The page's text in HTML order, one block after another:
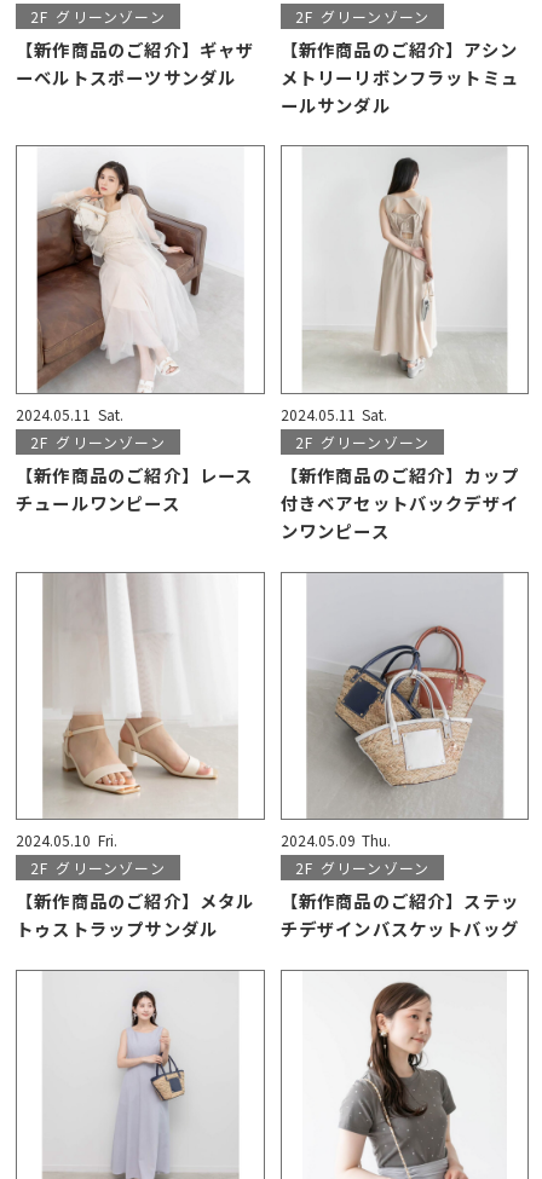
2F グリーンゾーン
【新作商品のご紹介】ギャザ
ーベルトスポーツサンダル
2F グリーンゾーン
【新作商品のご紹介】アシン
メトリーリボンフラットミュ
ールサンダル
2024.05.11 Sat.
2F グリーンゾーン
【新作商品のご紹介】レース
チュールワンピース
2024.05.11 Sat.
2F グリーンゾーン
【新作商品のご紹介】カップ
付きベアセットバックデザイ
ンワンピース
2024.05.10 Fri.
2F グリーンゾーン
【新作商品のご紹介】メタル
トゥストラップサンダル
2024.05.09 Thu.
2F グリーンゾーン
【新作商品のご紹介】ステッ
チデザインバスケットバッグ